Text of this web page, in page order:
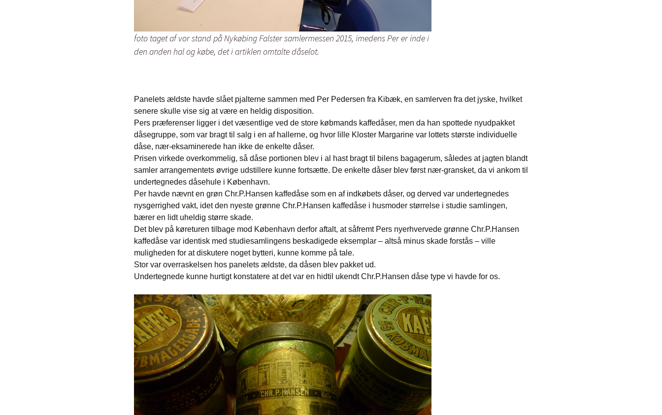
foto taget af vor stand på Nykøbing Falster samlermessen 2015, imedens Per er inde i
den anden hal og købe, det i artiklen omtalte dåselot.
Panelets ældste havde slået pjalterne sammen med Per Pedersen fra Kibæk, en samlerven fra det jyske, hvilket
senere skulle vise sig at være en heldig disposition.
Pers præferenser ligger i det væsentlige ved de store købmands kaffedåser, men da han spottede nyudpakket
dåsegruppe, som var bragt til salg i en af hallerne, og hvor lille Kloster Margarine var lottets største individuelle
dåse, nær-eksaminerede han ikke de enkelte dåser.
Prisen virkede overkommelig, så dåse portionen blev i al hast bragt til bilens bagagerum, således at jagten blandt
samler arrangementets øvrige udstillere kunne fortsætte. De enkelte dåser blev først nær-gransket, da vi ankom til
undertegnedes dåsehule i København.
Per havde nævnt en grøn Chr.P.Hansen kaffedåse som en af indkøbets dåser, og derved var undertegnedes
nysgerrighed vakt, idet den nyeste grønne Chr.P.Hansen kaffedåse i husmoder størrelse i studie samlingen,
bærer en lidt uheldig større skade.
Det blev på køreturen tilbage mod København derfor aftalt, at såfremt Pers nyerhvervede grønne Chr.P.Hansen
kaffedåse var identisk med studiesamlingens beskadigede eksemplar – altså minus skade forstås – ville
muligheden for at diskutere noget bytteri, kunne komme på tale.
Stor var overraskelsen hos panelets ældste, da dåsen blev pakket ud.
Undertegnede kunne hurtigt konstatere at det var en hidtil ukendt Chr.P.Hansen dåse type vi havde for os.